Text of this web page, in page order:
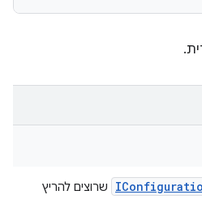
שרוצים להריץ